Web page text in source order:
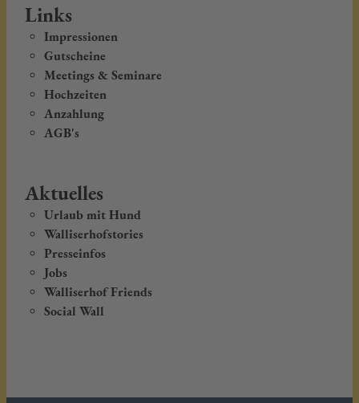
Links
Impressionen
Gutscheine
Meetings & Seminare
Hochzeiten
Anzahlung
AGB's
Aktuelles
Urlaub mit Hund
Walliserhofstories
Presseinfos
Jobs
Walliserhof Friends
Social Wall